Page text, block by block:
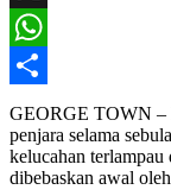
X
WhatsApp
Share
GEORGE TOWN –
penjara selama
kelucahan
dibebaskan awal